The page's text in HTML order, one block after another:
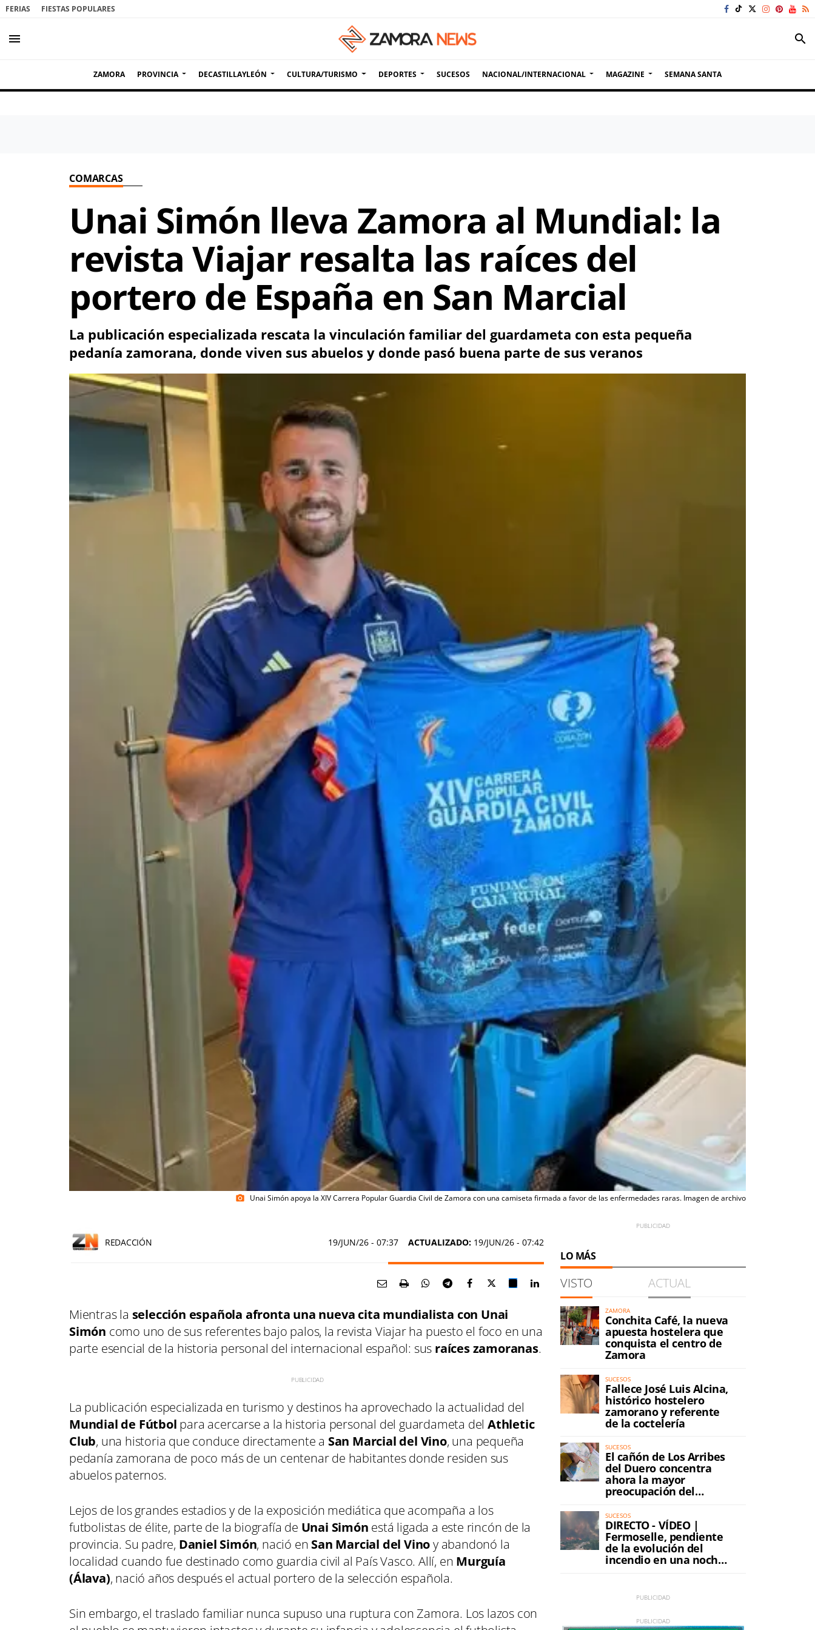
FERIAS FIESTAS POPULARES
menu search
ZAMORA PROVINCIA DECASTILLAYLEÓN CULTURA/TURISMO DEPORTES SUCESOS NACIONAL/INTERNACIONAL MAGAZINE SEMANA SANTA
COMARCAS
Unai Simón lleva Zamora al Mundial: la
revista Viajar resalta las raíces del
portero de España en San Marcial
La publicación especializada rescata la vinculación familiar del guardameta con esta pequeña
pedanía zamorana, donde viven sus abuelos y donde pasó buena parte de sus veranos
photo_camera Unai Simón apoya la XIV Carrera Popular Guardia Civil de Zamora con una camiseta firmada a favor de las enfermedades raras. Imagen de archivo
REDACCIÓN 19/JUN/26 - 07:37 ACTUALIZADO: 19/JUN/26 - 07:42
Mientras la selección española afronta una nueva cita mundialista con Unai
Simón como uno de sus referentes bajo palos, la revista Viajar ha puesto el foco en una
parte esencial de la historia personal del internacional español: sus raíces zamoranas.
La publicación especializada en turismo y destinos ha aprovechado la actualidad del
Mundial de Fútbol para acercarse a la historia personal del guardameta delAthletic
Club, una historia que conduce directamente a San Marcial del Vino, una pequeña
pedanía zamorana de poco más de un centenar de habitantes donde residen sus
abuelos paternos.
Lejos de los grandes estadios y de la exposición mediática que acompaña a los
futbolistas de élite, parte de la biografía de Unai Simón está ligada a este rincón de la
provincia. Su padre, Daniel Simón, nació en San Marcial del Vinoy abandonó la
localidad cuando fue destinado como guardia civil al País Vasco. Allí, en Murguía
(Álava), nació años después el actual portero de la selección española.
Sin embargo, el traslado familiar nunca supuso una ruptura con Zamora. Los lazos con
LO MÁS
VISTO ACTUAL
ZAMORA
Conchita Café, la nueva
apuesta hostelera que
conquista el centro de
Zamora
SUCESOS
Fallece José Luis Alcina,
histórico hostelero
zamorano y referente
de la coctelería
SUCESOS
El cañón de Los Arribes
del Duero concentra
ahora la mayor
preocupación del
SUCESOS
DIRECTO - VÍDEO |
Fermoselle, pendiente
de la evolución del
incendio en una noche